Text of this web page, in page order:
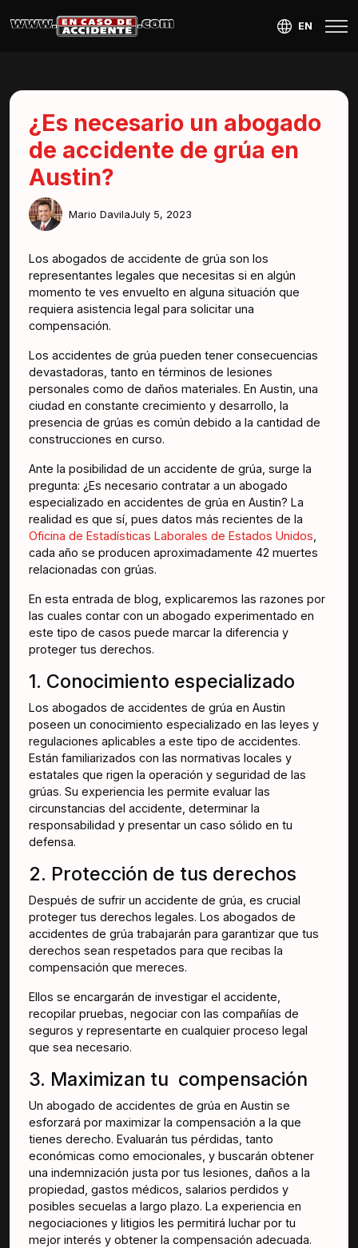
EN
¿Es necesario un abogado
de accidente de grúa en
Austin?
Mario DavilaJuly 5, 2023
Los abogados de accidente de grúa son los
representantes legales que necesitas si en algún
momento te ves envuelto en alguna situación que
requiera asistencia legal para solicitar una
compensación.
Los accidentes de grúa pueden tener consecuencias
devastadoras, tanto en términos de lesiones
personales como de daños materiales. En Austin, una
ciudad en constante crecimiento y desarrollo, la
presencia de grúas es común debido a la cantidad de
construcciones en curso.
Ante la posibilidad de un accidente de grúa, surge la
pregunta: ¿Es necesario contratar a un abogado
especializado en accidentes de grúa en Austin? La
realidad es que sí, pues datos más recientes de la
Oficina de Estadísticas Laborales de Estados Unidos
cada año se producen aproximadamente 42 muertes
relacionadas con grúas.
En esta entrada de blog, explicaremos las razones por
las cuales contar con un abogado experimentado en
este tipo de casos puede marcar la diferencia y
proteger tus derechos.
1. Conocimiento especializado
Los abogados de accidentes de grúa en Austin
poseen un conocimiento especializado en las leyes y
regulaciones aplicables a este tipo de accidentes.
Están familiarizados con las normativas locales y
estatales que rigen la operación y seguridad de las
grúas. Su experiencia les permite evaluar las
circunstancias del accidente, determinar la
responsabilidad y presentar un caso sólido en tu
defensa.
2. Protección de tus derechos
Después de sufrir un accidente de grúa, es crucial
proteger tus derechos legales. Los abogados de
accidentes de grúa trabajarán para garantizar que tus
derechos sean respetados para que recibas la
compensación que mereces.
Ellos se encargarán de investigar el accidente,
recopilar pruebas, negociar con las compañías de
seguros y representarte en cualquier proceso legal
que sea necesario.
3. Maximizan tu compensación
Un abogado de accidentes de grúa en Austin se
esforzará por maximizar la compensación a la que
tienes derecho. Evaluarán tus pérdidas, tanto
económicas como emocionales, y buscarán obtener
una indemnización justa por tus lesiones, daños a la
propiedad, gastos médicos, salarios perdidos y
posibles secuelas a largo plazo. La experiencia en
negociaciones y litigios les permitirá luchar por tu
mejor interés y obtener la compensación adecuada.